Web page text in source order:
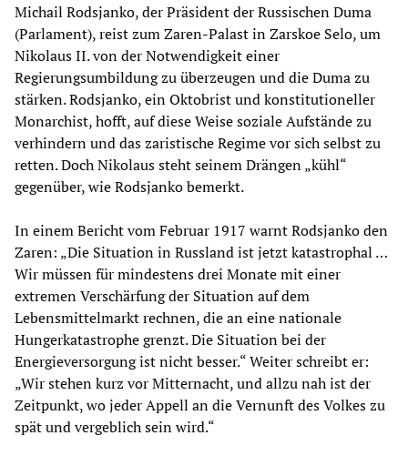
Michail Rodsjanko, der Präsident der Russischen Duma
(Parlament), reist zum Zaren-Palast in Zarskoe Selo, um
Nikolaus II. von der Notwendigkeit einer
Regierungsumbildung zu überzeugen und die Duma zu
stärken. Rodsjanko, ein Oktobrist und konstitutioneller
Monarchist, hofft, auf diese Weise soziale Aufstände zu
verhindern und das zaristische Regime vor sich selbst zu
retten. Doch Nikolaus steht seinem Drängen „kühl“
gegenüber, wie Rodsjanko bemerkt.
In einem Bericht vom Februar 1917 warnt Rodsjanko den
Zaren: „Die Situation in Russland ist jetzt katastrophal …
Wir müssen für mindestens drei Monate mit einer
extremen Verschärfung der Situation auf dem
Lebensmittelmarkt rechnen, die an eine nationale
Hungerkatastrophe grenzt. Die Situation bei der
Energieversorgung ist nicht besser.“ Weiter schreibt er:
„Wir stehen kurz vor Mitternacht, und allzu nah ist der
Zeitpunkt, wo jeder Appell an die Vernunft des Volkes zu
spät und vergeblich sein wird.“